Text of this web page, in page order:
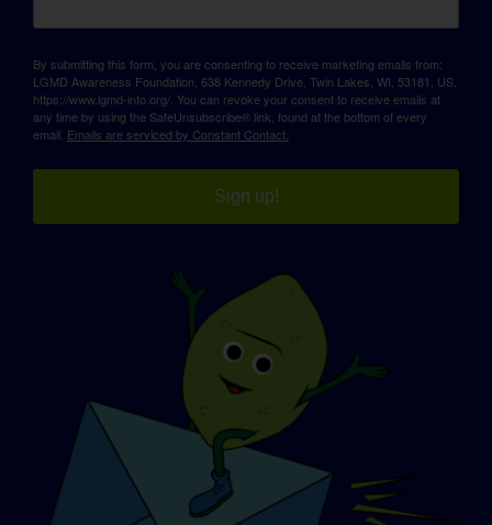
By submitting this form, you are consenting to receive marketing emails from:
LGMD Awareness Foundation, 638 Kennedy Drive, Twin Lakes, WI, 53181, US,
https://www.lgmd-info.org/. You can revoke your consent to receive emails at
any time by using the SafeUnsubscribe® link, found at the bottom of every
email. Emails are serviced by Constant Contact.
Sign up!